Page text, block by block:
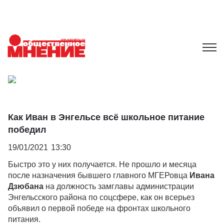
Как Иван в Энгельсе всё школьное питание
победил
19/01/2021 13:30
Быстро это у них получается. Не прошло и месяца
после назначения бывшего главного МГЕРовца Ивана
Дзюбана на должность замглавы администрации
Энгельсского района по соцсфере, как он всерьез
объявил о первой победе на фронтах школьного
питания.